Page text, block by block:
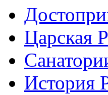
Царская
История